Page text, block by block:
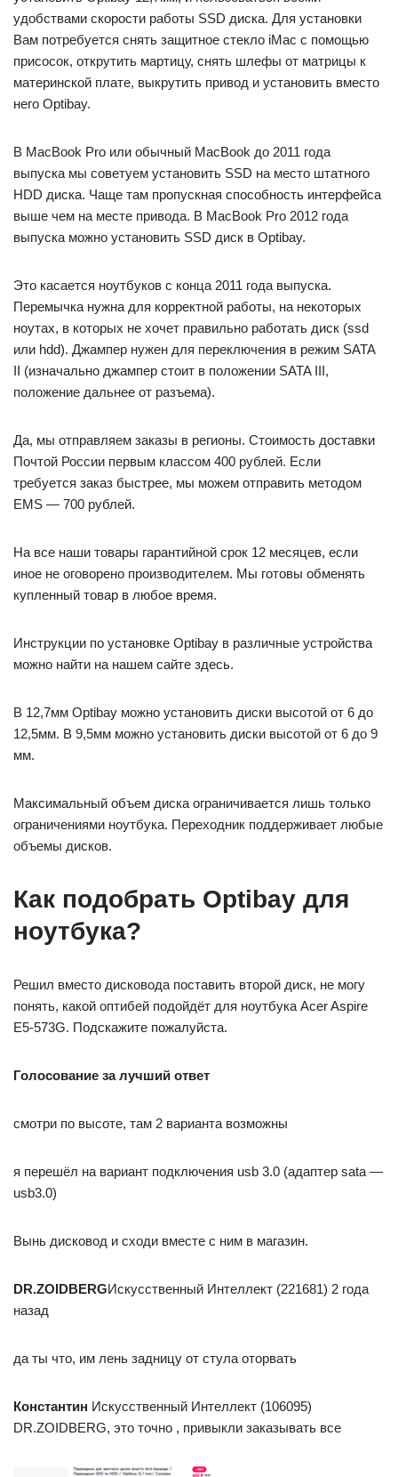
удобствами скорости работы SSD диска. Для установки
Вам потребуется снять защитное стекло iMac с помощью
присосок, открутить мартицу, снять шлефы от матрицы к
материнской плате, выкрутить привод и установить вместо
него Optibay.
В MacBook Pro или обычный MacBook до 2011 года
выпуска мы советуем установить SSD на место штатного
HDD диска. Чаще там пропускная способность интерфейса
выше чем на месте привода. В MacBook Pro 2012 года
выпуска можно установить SSD диск в Optibay.
Это касается ноутбуков с конца 2011 года выпуска.
Перемычка нужна для корректной работы, на некоторых
ноутах, в которых не хочет правильно работать диск (ssd
или hdd). Джампер нужен для переключения в режим SATA
II (изначально джампер стоит в положении SATA III,
положение дальнее от разъема).
Да, мы отправляем заказы в регионы. Стоимость доставки
Почтой России первым классом 400 рублей. Если
требуется заказ быстрее, мы можем отправить методом
EMS — 700 рублей.
На все наши товары гарантийной срок 12 месяцев, если
иное не оговорено производителем. Мы готовы обменять
купленный товар в любое время.
Инструкции по установке Optibay в различные устройства
можно найти на нашем сайте здесь.
В 12,7мм Optibay можно установить диски высотой от 6 до
12,5мм. В 9,5мм можно установить диски высотой от 6 до 9
мм.
Максимальный объем диска ограничивается лишь только
ограничениями ноутбука. Переходник поддерживает любые
объемы дисков.
Как подобрать Optibay для
ноутбука?
Решил вместо дисковода поставить второй диск, не могу
понять, какой оптибей подойдёт для ноутбука Acer Aspire
E5-573G. Подскажите пожалуйста.
Голосование за лучший ответ
смотри по высоте, там 2 варианта возможны
я перешёл на вариант подключения usb 3.0 (адаптер sata —
usb3.0)
Вынь дисковод и сходи вместе с ним в магазин.
DR.ZOIDBERGИскусственный Интеллект (221681) 2 года
назад
да ты что, им лень зaдницy от стула оторвать
Константин Искусственный Интеллект (106095)
DR.ZOIDBERG, это точно , привыкли заказывать все